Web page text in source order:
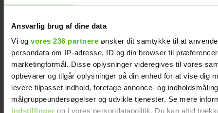
Ansvarlig brug af dine data
Vi og vores 236 partnere ønsker dit samtykke til at
persondata om IP-adresse, ID og din browser til
marketingformål. Disse oplysninger videregives til vores
opbevarer og tilgår oplysninger på din enhed for at vise dig
levere tilpasset indhold, foretage annonce- og
målgruppeundersøgelser og udvikle tjenester. Se mere
indstillinger og i vores persondatapolitik. Du kan altid
Fængselsbetjenten Louise
er med, når indsatte skal på
udgang: ”Jeg skal give plads
og fylde så lidt som muligt”